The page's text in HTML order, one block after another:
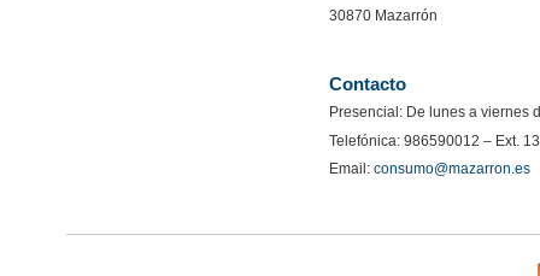
30870 Mazarrón
Contacto
Presencial: De lunes a viernes
Telefónica: 986590012 – Ext.
Email: consumo@mazarron.es